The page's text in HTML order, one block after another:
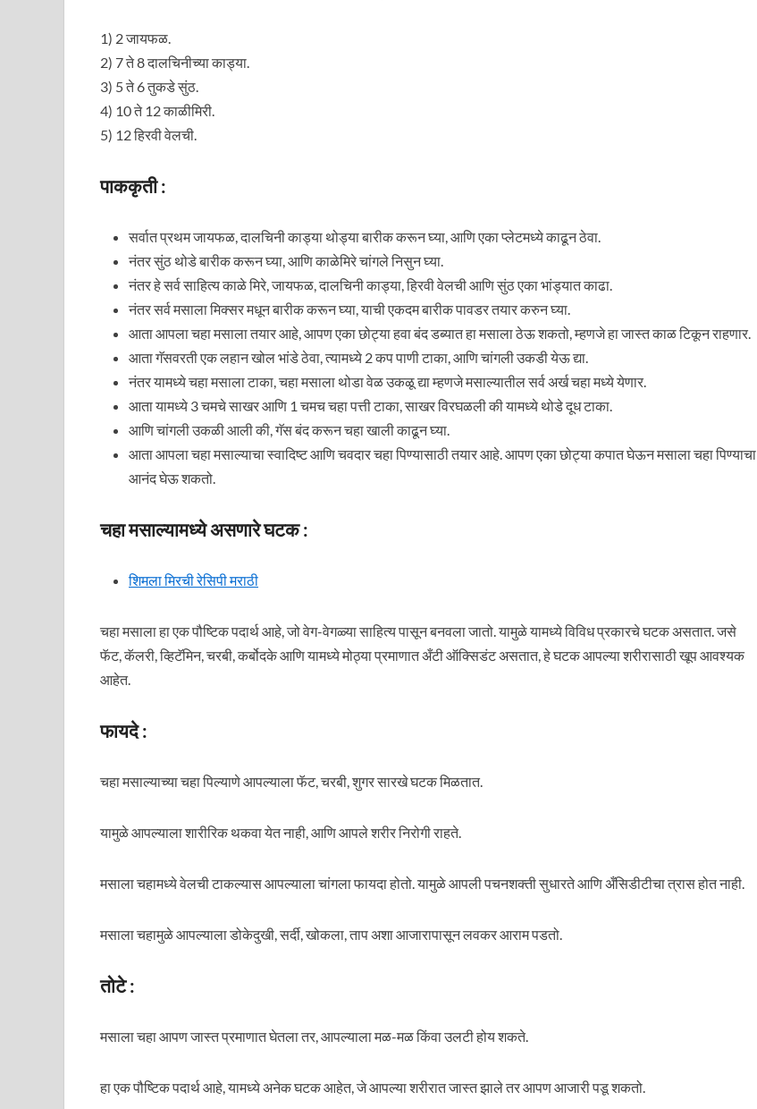
1) 2 जायफळ.
2) 7 ते 8 दालचिनीच्या काड्या.
3) 5 ते 6 तुकडे सुंठ.
4) 10 ते 12 काळीमिरी.
5) 12 हिरवी वेलची.
पाककृती :
सर्वात प्रथम जायफळ, दालचिनी काड्या थोड्या बारीक करून घ्या, आणि एका प्लेटमध्ये काढून ठेवा.
नंतर सुंठ थोडे बारीक करून घ्या, आणि काळेमिरे चांगले निसुन घ्या.
नंतर हे सर्व साहित्य काळे मिरे, जायफळ, दालचिनी काड्या, हिरवी वेलची आणि सुंठ एका भांड्यात काढा.
नंतर सर्व मसाला मिक्सर मधून बारीक करून घ्या, याची एकदम बारीक पावडर तयार करुन घ्या.
आता आपला चहा मसाला तयार आहे, आपण एका छोट्या हवा बंद डब्यात हा मसाला ठेऊ शकतो, म्हणजे हा जास्त काळ टिकून राहणार.
आता गॅसवरती एक लहान खोल भांडे ठेवा, त्यामध्ये 2 कप पाणी टाका, आणि चांगली उकडी येऊ द्या.
नंतर यामध्ये चहा मसाला टाका, चहा मसाला थोडा वेळ उकळू द्या म्हणजे मसाल्यातील सर्व अर्ख चहा मध्ये येणार.
आता यामध्ये 3 चमचे साखर आणि 1 चमच चहा पत्ती टाका, साखर विरघळली की यामध्ये थोडे दूध टाका.
आणि चांगली उकळी आली की, गॅस बंद करून चहा खाली काढून घ्या.
आता आपला चहा मसाल्याचा स्वादिष्ट आणि चवदार चहा पिण्यासाठी तयार आहे. आपण एका छोट्या कपात घेऊन मसाला चहा पिण्याचा
आनंद घेऊ शकतो.
चहा मसाल्यामध्ये असणारे घटक :
शिमला मिरची रेसिपी मराठी
चहा मसाला हा एक पौष्टिक पदार्थ आहे, जो वेग-वेगळ्या साहित्य पासून बनवला जातो. यामुळे यामध्ये विविध प्रकारचे घटक असतात. जसे
फॅट, कॅलरी, व्हिटॅमिन, चरबी, कर्बोदके आणि यामध्ये मोठ्या प्रमाणात अँटी ऑक्सिडंट असतात, हे घटक आपल्या शरीरासाठी खूप आवश्यक
आहेत.
फायदे :
चहा मसाल्याच्या चहा पिल्याणे आपल्याला फॅट, चरबी, शुगर सारखे घटक मिळतात.
यामुळे आपल्याला शारीरिक थकवा येत नाही, आणि आपले शरीर निरोगी राहते.
मसाला चहामध्ये वेलची टाकल्यास आपल्याला चांगला फायदा होतो. यामुळे आपली पचनशक्ती सुधारते आणि अँसिडीटीचा त्रास होत नाही.
मसाला चहामुळे आपल्याला डोकेदुखी, सर्दी, खोकला, ताप अशा आजारापासून लवकर आराम पडतो.
तोटे :
मसाला चहा आपण जास्त प्रमाणात घेतला तर, आपल्याला मळ-मळ किंवा उलटी होय शकते.
हा एक पौष्टिक पदार्थ आहे, यामध्ये अनेक घटक आहेत, जे आपल्या शरीरात जास्त झाले तर आपण आजारी पडू शकतो.